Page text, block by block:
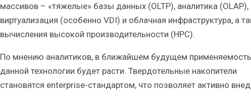
массивов – «тяжелые» базы данных (OLTP), аналитика (OLAP),
виртуализация (особенно VDI) и облачная инфраструктура, а
вычисления высокой производительности (HPC).
По мнению аналитиков, в ближайшем будущем применяемость
данной технологии будет расти. Твердотельные накопители
становятся enterprise-стандартом, что позволяет активно